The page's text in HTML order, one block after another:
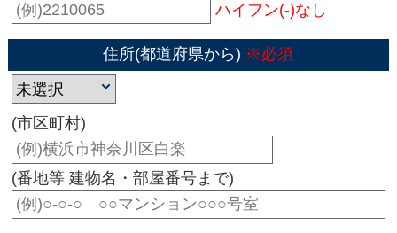
ハイフン(-)なし
住所(都道府県から) ※必須
(市区町村)
(番地等 建物名・部屋番号まで)